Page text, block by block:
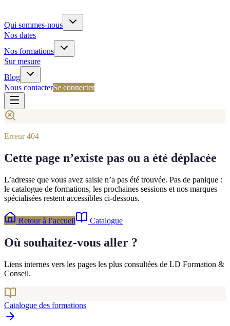
Qui sommes-nous
Nos dates
Nos formations
Sur mesure
Blog
Nous contacterSe connecter
Erreur 404
Cette page n’existe pas ou a été déplacée
L’adresse que vous avez saisie n’a pas été trouvée. Pas de panique :
le catalogue de formations, les prochaines sessions et nos marques
spécialisées restent accessibles ci-dessous.
Retour à l’accueil Catalogue
Où souhaitez-vous aller ?
Liens internes vers les pages les plus consultées de LD Formation &
Conseil.
Catalogue des formations